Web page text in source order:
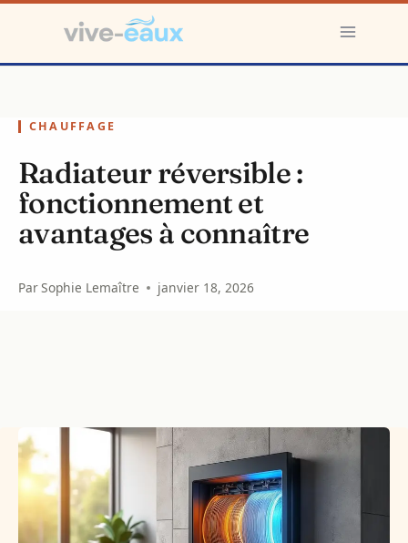
contenu
CHAUFFAGE
Radiateur réversible :
fonctionnement et
avantages à connaître
ParSophie Lemaître janvier 18, 2026